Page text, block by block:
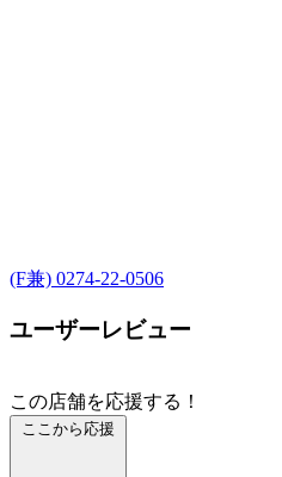
(F兼) 0274-22-0506
ユーザーレビュー
この店舗を応援する！
ここから応援